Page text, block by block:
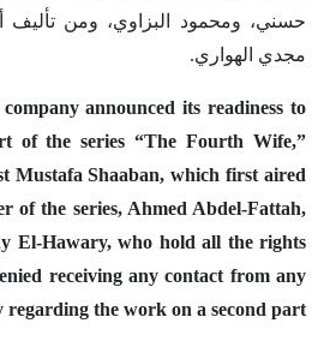
حسني، ومحمود البزاوي، ومن تأليف
مجدي الهواري.
announced its readiness to
of the series “The Fourth Wife,”
Mustafa Shaaban, which first aired
of the series, Ahmed Abdel-Fattah,
El-Hawary, who hold all the rights
receiving any contact from any
the work on a second part.